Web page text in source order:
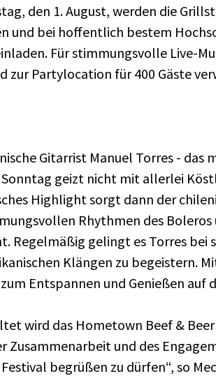
den 1. August, werden die
und bei hoffentlich bestem
Für stimmungsvolle Live-
zur Partylocation für 400 Gäste
Gitarrist Manuel Torres - das
Sonntag geizt nicht mit allerlei
Highlight sorgt dann der
Rhythmen des
Regelmäßig gelingt es Torres
Klängen zu begeistern.
Entspannen und Genießen auf
wird das Hometown Beef &
Zusammenarbeit und des
begrüßen zu dürfen“, so